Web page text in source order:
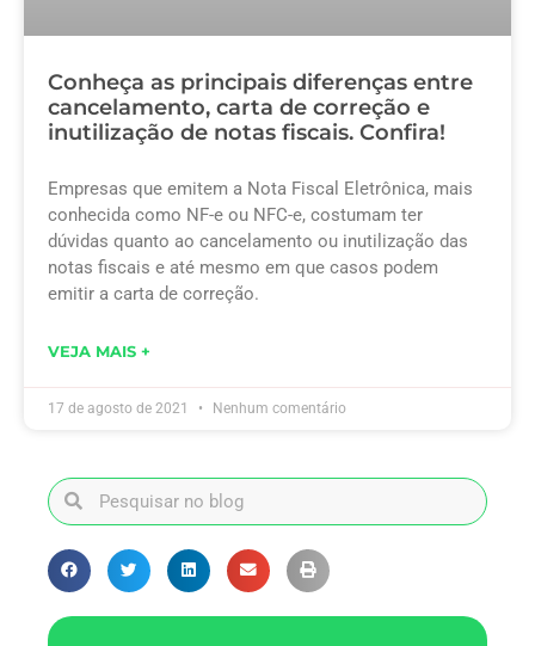
Conheça as principais diferenças entre
cancelamento, carta de correção e
inutilização de notas fiscais. Confira!
Empresas que emitem a Nota Fiscal Eletrônica, mais
conhecida como NF-e ou NFC-e, costumam ter
dúvidas quanto ao cancelamento ou inutilização das
notas fiscais e até mesmo em que casos podem
emitir a carta de correção.
VEJA MAIS +
17 de agosto de 2021 Nenhum comentário